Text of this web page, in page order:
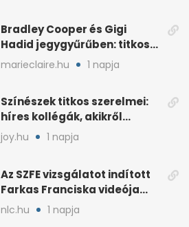
Bradley Cooper és Gigi
Hadid jegygyűrűben: titkos
esküvő jöhet szóba
marieclaire.hu 1 napja
Színészek titkos szerelmei:
híres kollégák, akikről
sokáig hallgattak
joy.hu 1 napja
Az SZFE vizsgálatot indított
Farkas Franciska videója
után
nlc.hu 1 napja